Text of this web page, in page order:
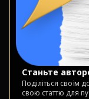
Станьте
Поділіться своїм
свою статтю для